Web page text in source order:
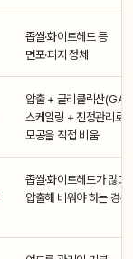
좁쌀·화이트헤드 등
면포·피지 정체
압출 + 글리콜릭산(GA)
스케일링 + 진정관리로
모공을 직접 비움
좁쌀·화이트헤드가 많고
압출해 비워야 하는 경우